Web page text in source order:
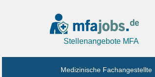
Stellenangebote MFA
Medizinische Fachangestellte